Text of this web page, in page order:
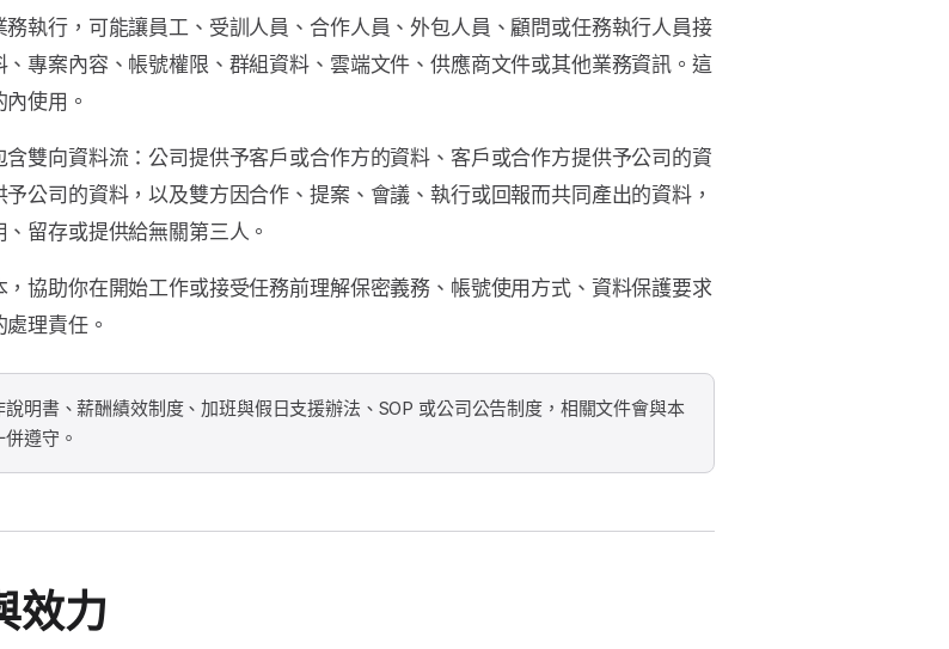
執行，可能讓員工、受訓人員、合作人員、外包人員、顧問或任務執行人員接
專案內容、帳號權限、群組資料、雲端文件、供應商文件或其他業務資訊。這
使用。
雙向資料流：公司提供予客戶或合作方的資料、客戶或合作方提供予公司的資
公司的資料，以及雙方因合作、提案、會議、執行或回報而共同產出的資料，
留存或提供給無關第三人。
協助你在開始工作或接受任務前理解保密義務、帳號使用方式、資料保護要求
理責任。
明書、薪酬績效制度、加班與假日支援辦法、SOP 或公司公告制度，相關文件會與本
遵守。
效力